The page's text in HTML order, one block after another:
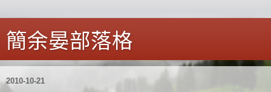
簡余晏部落格
2010-10-21